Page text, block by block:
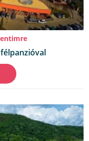
félpanzióval